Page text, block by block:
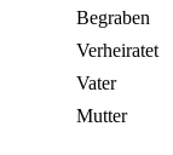
Begraben
Verheiratet
Vater
Mutter